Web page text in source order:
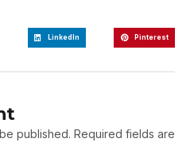
LinkedIn Pinterest
published. Required fields are